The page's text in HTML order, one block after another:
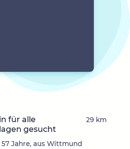
für alle
gesucht
Jahre, aus Wittmund
29 km